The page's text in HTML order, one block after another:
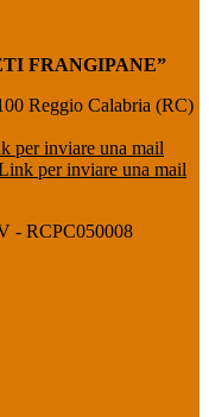
FRANGIPANE”
Reggio Calabria (RC)
per inviare una mail
per inviare una mail
- RCPC050008